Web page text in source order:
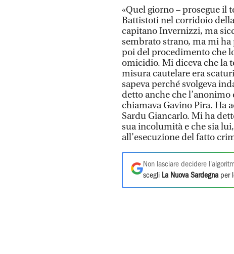
«Quel giorno – prosegue il
Battistoti nel corridoio
capitano Invernizzi, ma
sembrato strano, ma mi
poi del procedimento che
omicidio. Mi diceva che la
misura cautelare era
sapeva perché svolgeva
detto anche che
chiamava Gavino Pira. Ha
Sardu Giancarlo. Mi ha
sua incolumità e che sia
all’esecuzione del fatto
Non lasciare decidere
scegli La Nuova Sardegna per